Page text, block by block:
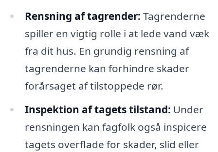
Rensning af tagrender: Tagrenderne
spiller en vigtig rolle i at lede vand væk
fra dit hus. En grundig rensning af
tagrenderne kan forhindre skader
forårsaget af tilstoppede rør.
Inspektion af tagets tilstand: Under
rensningen kan fagfolk også inspicere
tagets overflade for skader, slid eller